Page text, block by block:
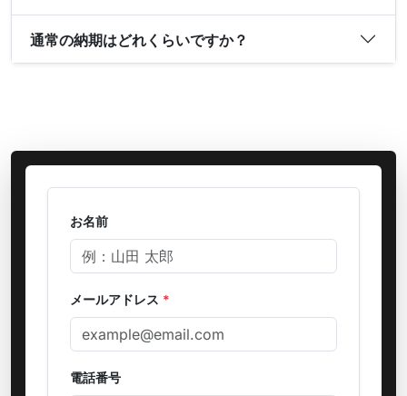
通常の納期はどれくらいですか？
お名前
メールアドレス *
電話番号